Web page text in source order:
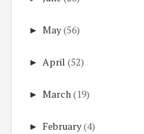
► May(56)
► April (52)
► March(19)
► February(4)